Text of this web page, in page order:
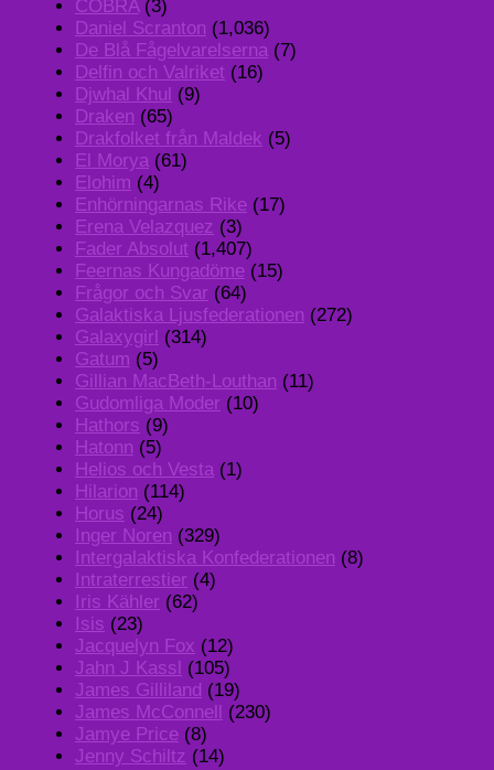
COBRA(3)
Daniel Scranton (1,036)
De Blå Fågelvarelserna (7)
Delfin och Valriket (16)
Djwhal Khul (9)
Draken (65)
Drakfolket från Maldek (5)
El Morya (61)
Elohim (4)
Enhörningarnas Rike (17)
Erena Velazquez (3)
Fader Absolut (1,407)
Feernas Kungadöme (15)
Frågor och Svar (64)
Galaktiska Ljusfederationen (272)
Galaxygirl (314)
Gatum (5)
Gillian MacBeth-Louthan (11)
Gudomliga Moder (10)
Hathors (9)
Hatonn (5)
Helios och Vesta (1)
Hilarion (114)
Horus (24)
Inger Noren (329)
Intergalaktiska Konfederationen (8)
Intraterrestier (4)
Iris Kähler (62)
Isis (23)
Jacquelyn Fox (12)
Jahn J Kassl (105)
James Gilliland (19)
James McConnell
(230)
Jamye Price (8)
Jenny Schiltz (14)